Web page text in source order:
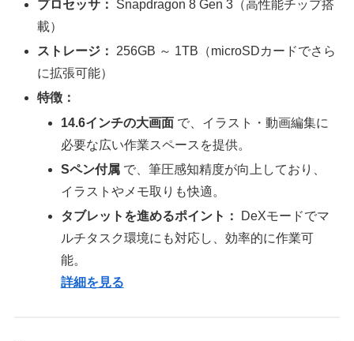
プロセッサ：
Snapdragon 8 Gen 3（高性能チップ搭
載）
ストレージ：
256GB ～ 1TB（microSDカードでさら
に拡張可能）
特徴：
14.6インチの大画面で、イラスト・動画編集に
必要な広い作業スペースを提供。
Sペン付属で、筆圧感知精度が向上しており、
イラストやメモ取りも快適。
タブレットを進めるポイント：
DeXモードでマ
ルチタスク環境にも対応し、効率的に作業可
能。
詳細を見る